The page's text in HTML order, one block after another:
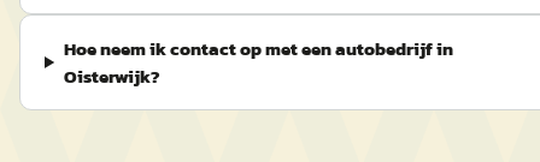
Hoe neem ik contact op met een autobedrijf in
Oisterwijk?